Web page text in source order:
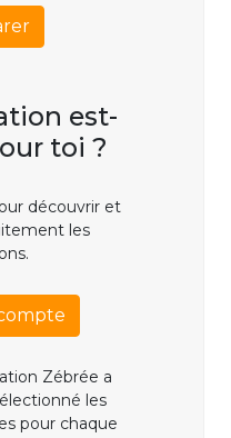
est-
toi ?
découvrir et
les
Zébrée a
les
pour chaque